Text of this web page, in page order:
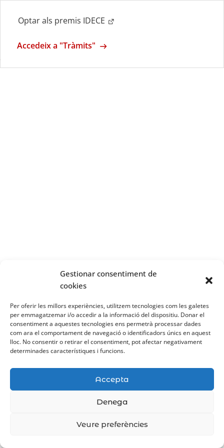
Gestionar consentiment de
cookies
Per oferir les millors experiències, utilitzem tecnologies com les galetes
per emmagatzemar i/o accedir a la informació del dispositiu. Donar el
consentiment a aquestes tecnologies ens permetrà processar dades
com ara el comportament de navegació o identificadors únics en aquest
lloc. No consentir o retirar el consentiment, pot afectar negativament
determinades característiques i funcions.
Accepta
Denega
Veure preferències
Optar als premis IDECE
Accedeix a "Tràmits"